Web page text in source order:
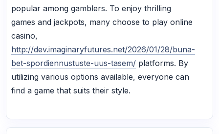
popular among gamblers. To enjoy thrilling
games and jackpots, many choose to play online
casino,
http://dev.imaginaryfutures.net/2026/01/28/buna-
bet-spordiennustuste-uus-tasem/ platforms. By
utilizing various options available, everyone can
find a game that suits their style.